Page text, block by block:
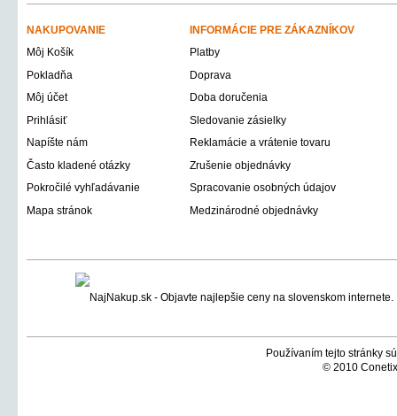
NAKUPOVANIE
INFORMÁCIE PRE ZÁKAZNÍKOV
Môj Košík
Platby
Pokladňa
Doprava
Môj účet
Doba doručenia
Prihlásiť
Sledovanie zásielky
Napíšte nám
Reklamácie a vrátenie tovaru
Často kladené otázky
Zrušenie objednávky
Pokročilé vyhľadávanie
Spracovanie osobných údajov
Mapa stránok
Medzinárodné objednávky
Používaním tejto stránky
© 2010